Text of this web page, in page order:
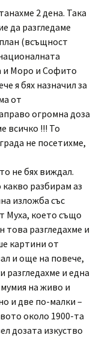
2 дена. Така
да разгледаме
(всъщност
и Моро и Софито
я бях назначил за
от
огромна доза
всичко !!! То
не посетихме,
не бях виждал.
разбирам аз
изложба със
Муха, което също
това разгледахме и
картини от
и още на повече,
разгледахме и една
на живо и
и две по-малки –
около 1900-та
дозата изкуство